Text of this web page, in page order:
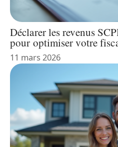
Déclarer les revenus
pour optimiser votre
11 mars 2026